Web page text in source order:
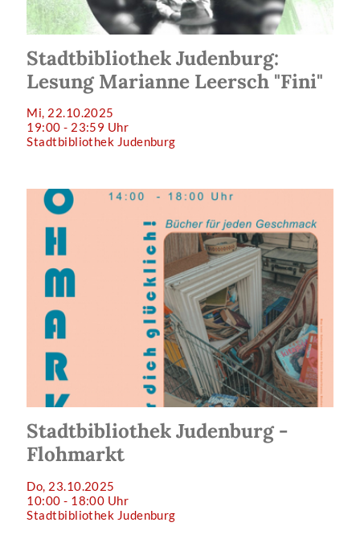
Stadtbibliothek Judenburg:
Lesung Marianne Leersch "Fini"
Mi, 22.10.2025
19:00 - 23:59 Uhr
Stadtbibliothek Judenburg
Stadtbibliothek Judenburg -
Flohmarkt
Do, 23.10.2025
10:00 - 18:00 Uhr
Stadtbibliothek Judenburg